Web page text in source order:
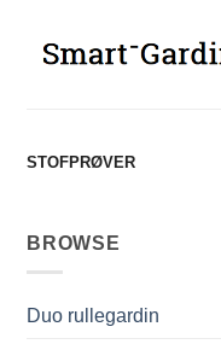
STOFPRØVER
BROWSE
Duo rullegardin